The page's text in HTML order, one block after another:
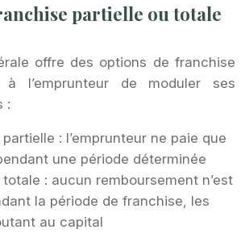
partielle ou totale
offre des options de franchise
l’emprunteur de moduler ses
:
: l’emprunteur ne paie que
une période déterminée
: aucun remboursement n’est
la période de franchise, les
au capital